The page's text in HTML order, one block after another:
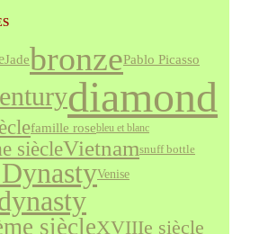
JadebronzePablo Picasso
diamond
famille rosebleu et blanc
siècleVietnamsnuff bottle
Venise
siècleXVIIIe siècle